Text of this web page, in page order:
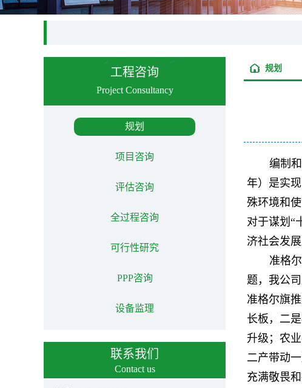
工程咨询
Project Consultancy
规划
项目咨询
评估咨询
全过程咨询
可行性研究
PPP咨询
设备监理
联系我们
Contact us
规划
编制
年）是实
殊环境和
对于谋划“
济社会发
准格
题，我公
准格尔旗
长板，二
升级；农
二产带动
充满敬畏和